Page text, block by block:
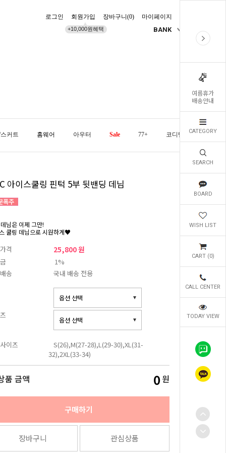
여름휴가
배송안내
CATEGORY
SEARCH
BOARD
WISH LIST
CART (0)
CALL CENTER
TODAY VIEW
로그인 회원가입
+10,000원혜택
장바구니(0) 마이페이지
BANK
커트 홈웨어 아우터 Sale 77+ 코디템 오늘발송
아이스쿨링 핀턱 5부 뒷밴딩 데님
님은 이제 그만!
쿨링 데님으로 시원하게♥
격 25,800 원
1%
송
국내 배송 전용
이즈
S(26),M(27-28),L(29-30),XL(31-
32),2XL(33-34)
품 금액 0 원
구매하기
장바구니 관심상품